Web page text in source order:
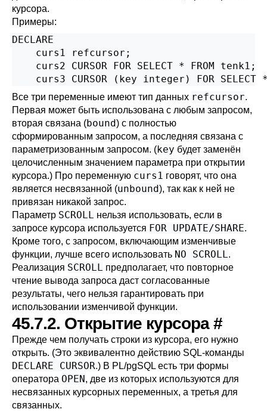
курсора.
Примеры:
DECLARE
    curs1 refcursor;
    curs2 CURSOR FOR SELECT * FROM tenk1;
curs3 CURSOR (key integer) FOR SELECT
Все три переменные имеют тип данных refcursor.
Первая может быть использована с любым запросом,
вторая связана (bound) с полностью
сформированным запросом, а последняя связана с
параметризованным запросом. (key будет заменён
целочисленным значением параметра при открытии
курсора.) Про переменную curs1 говорят, что она
является несвязанной (unbound), так как к ней не
привязан никакой запрос.
Параметр SCROLL нельзя использовать, если в
запросе курсора используется FOR UPDATE/SHARE.
Кроме того, с запросом, включающим изменчивые
функции, лучше всего использовать NO SCROLL.
Реализация SCROLL предполагает, что повторное
чтение вывода запроса даст согласованные
результаты, чего нельзя гарантировать при
использовании изменчивой функции.
45.7.2. Открытие курсора#
Прежде чем получать строки из курсора, его нужно
открыть. (Это эквивалентно действию SQL-команды
DECLARE CURSOR.) В PL/pgSQL есть три формы
оператора OPEN, две из которых используются для
несвязанных курсорных переменных, а третья для
связанных.